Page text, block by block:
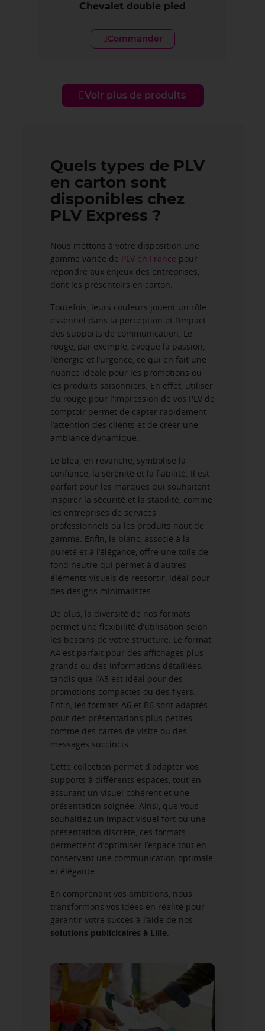
Chevalet double pied
Commander
Voir plus de produits
Quels types de PLV
en carton sont
disponibles chez
PLV Express ?
Nous mettons à votre disposition une
gamme variée de PLV en France pour
répondre aux enjeux des entreprises,
dont les présentoirs en carton.
Toutefois, leurs couleurs jouent un rôle
essentiel dans la perception et l’impact
des supports de communication. Le
rouge, par exemple, évoque la passion,
l’énergie et l’urgence, ce qui en fait une
nuance idéale pour les promotions ou
les produits saisonniers. En effet, utiliser
du rouge pour l'impression de vos PLV de
comptoir permet de capter rapidement
l’attention des clients et de créer une
ambiance dynamique.
Le bleu, en revanche, symbolise la
confiance, la sérénité et la fiabilité. Il est
parfait pour les marques qui souhaitent
inspirer la sécurité et la stabilité, comme
les entreprises de services
professionnels ou les produits haut de
gamme. Enfin, le blanc, associé à la
pureté et à l’élégance, offre une toile de
fond neutre qui permet à d'autres
éléments visuels de ressortir, idéal pour
des designs minimalistes.
De plus, la diversité de nos formats
permet une flexibilité d’utilisation selon
les besoins de votre structure. Le format
A4 est parfait pour des affichages plus
grands ou des informations détaillées,
tandis que l’A5 est idéal pour des
promotions compactes ou des flyers.
Enfin, les formats A6 et B6 sont adaptés
pour des présentations plus petites,
comme des cartes de visite ou des
messages succincts.
Cette collection permet d'adapter vos
supports à différents espaces, tout en
assurant un visuel cohérent et une
présentation soignée. Ainsi, que vous
souhaitiez un impact visuel fort ou une
présentation discrète, ces formats
permettent d’optimiser l’espace tout en
conservant une communication optimale
et élégante.
En comprenant vos ambitions, nous
transformons vos idées en réalité pour
garantir votre succès à l’aide de nos
solutions publicitaires à Lille.